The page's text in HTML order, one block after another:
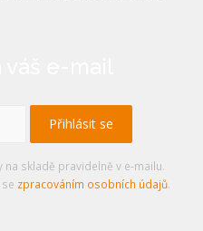
skladě pravidelně v e-mailu.
zpracováním osobních údajů.